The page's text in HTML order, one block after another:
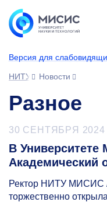
Версия для
НИТУ МИСИС
Новости
Разное
30 СЕНТЯБРЯ 2024
В
Академический
Ректор НИТУ МИСИС
торжественно